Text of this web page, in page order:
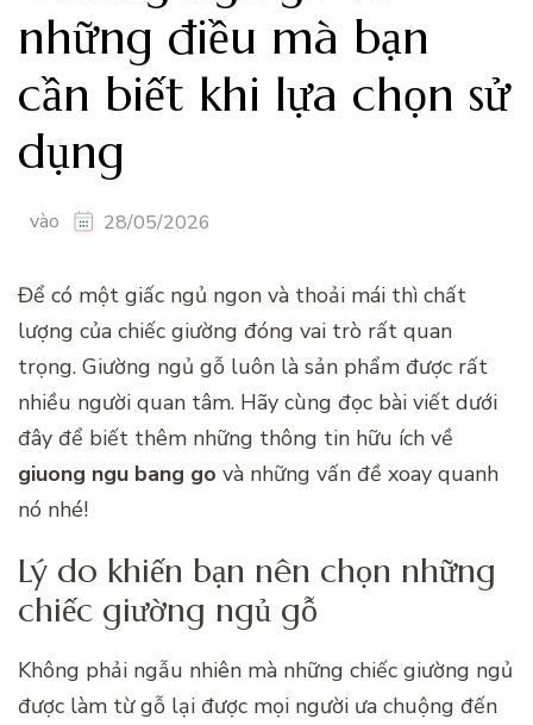
những điều mà bạn
cần biết khi lựa chọn sử
dụng
vào 28/05/2026
Để có một giấc ngủ ngon và thoải mái thì chất
lượng của chiếc giường đóng vai trò rất quan
trọng. Giường ngủ gỗ luôn là sản phẩm được rất
nhiều người quan tâm. Hãy cùng đọc bài viết dưới
đây để biết thêm những thông tin hữu ích về
giuong ngu bang go và những vấn đề xoay quanh
nó nhé!
Lý do khiến bạn nên chọn những
chiếc giường ngủ gỗ
Không phải ngẫu nhiên mà những chiếc giường ngủ
được làm từ gỗ lại được mọi người ưa chuộng đến